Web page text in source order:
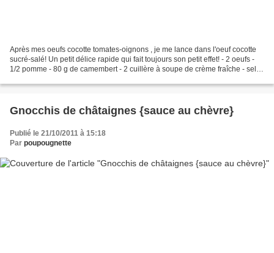
Après mes oeufs cocotte tomates-oignons , je me lance dans l'oeuf cocotte
sucré-salé! Un petit délice rapide qui fait toujours son petit effet! - 2 oeufs -
1/2 pomme - 80 g de camembert - 2 cuillère à soupe de crème fraîche - sel,
Gnocchis de châtaignes {sauce au chèvre}
Publié le 21/10/2011 à 15:18
Par poupougnette